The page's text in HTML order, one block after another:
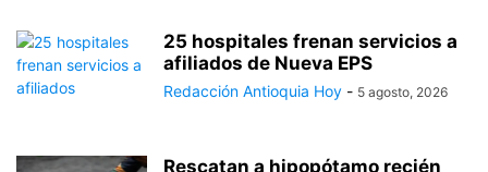
25 hospitales frenan servicios a
afiliados de Nueva EPS
Redacción Antioquia Hoy - 5 agosto, 2026
Rescatan a hipopótamo recién